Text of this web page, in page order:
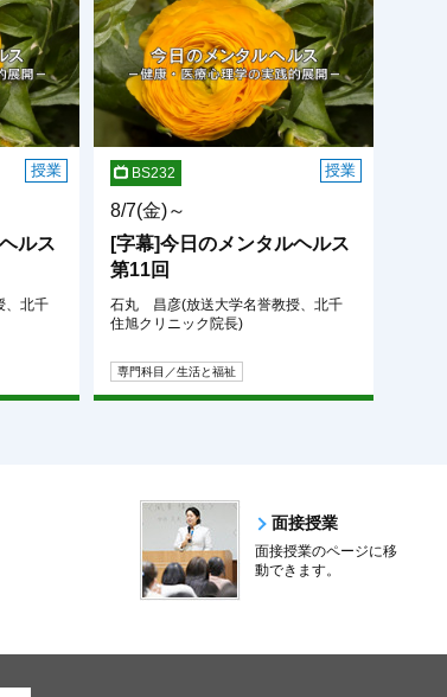
授業
ルス
、北千
BS232 授業
8/7(金)～
[字幕]今日のメンタルヘルス
第11回
石丸 昌彦(放送大学名誉教授、北千
住旭クリニック院長)
専門科目／生活と福祉
面接授業
面接授業のページに移
動できます。